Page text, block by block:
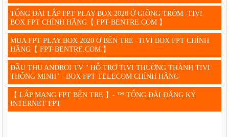
TỔNG ĐÀI LẮP FPT PLAY BOX 2020 Ở GIỒNG TRÔM -TIVI
BOX FPT CHÍNH HÃNG【 FPT-BENTRE.COM 】
MUA FPT PLAY BOX 2020 Ở BẾN TRE -TIVI BOX FPT CHÍNH
HÃNG【 FPT-BENTRE.COM 】
ĐẦU THU ANDROI TV " HỖ TRỢ TIVI THUỜNG THÀNH TIVI
THÔNG MINH" - BOX FPT TELECOM CHÍNH HÃNG
【 LẮP MẠNG FPT BẾN TRE 】- ™ TỔNG ĐÀI ĐĂNG KÝ
INTERNET FPT